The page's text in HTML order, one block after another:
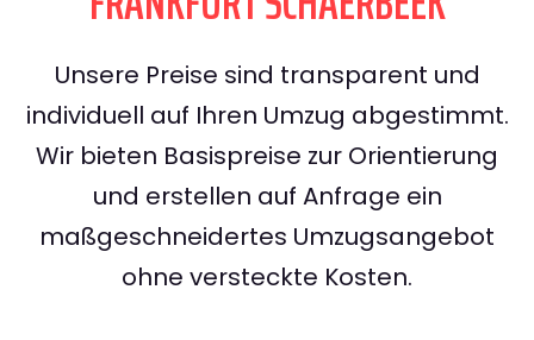
Unsere Preise sind transparent und
individuell auf Ihren Umzug abgestimmt.
Wir bieten Basispreise zur Orientierung
und erstellen auf Anfrage ein
maßgeschneidertes Umzugsangebot
ohne versteckte Kosten.